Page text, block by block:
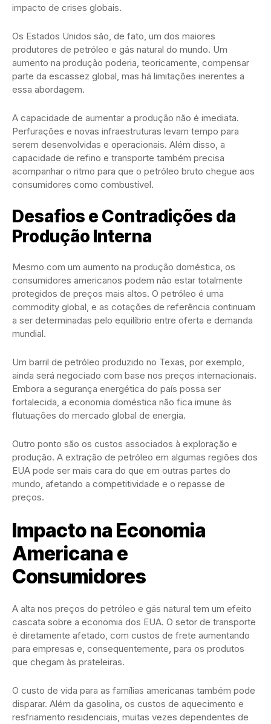
impacto de crises globais.
Os Estados Unidos são, de fato, um dos maiores
produtores de petróleo e gás natural do mundo. Um
aumento na produção poderia, teoricamente, compensar
parte da escassez global, mas há limitações inerentes a
essa abordagem.
A capacidade de aumentar a produção não é imediata.
Perfurações e novas infraestruturas levam tempo para
serem desenvolvidas e operacionais. Além disso, a
capacidade de refino e transporte também precisa
acompanhar o ritmo para que o petróleo bruto chegue aos
consumidores como combustível.
Desafios e Contradições da
Produção Interna
Mesmo com um aumento na produção doméstica, os
consumidores americanos podem não estar totalmente
protegidos de preços mais altos. O petróleo é uma
commodity global, e as cotações de referência continuam
a ser determinadas pelo equilíbrio entre oferta e demanda
mundial.
Um barril de petróleo produzido no Texas, por exemplo,
ainda será negociado com base nos preços internacionais.
Embora a segurança energética do país possa ser
fortalecida, a economia doméstica não fica imune às
flutuações do mercado global de energia.
Outro ponto são os custos associados à exploração e
produção. A extração de petróleo em algumas regiões dos
EUA pode ser mais cara do que em outras partes do
mundo, afetando a competitividade e o repasse de
preços.
Impacto na Economia
Americana e
Consumidores
A alta nos preços do petróleo e gás natural tem um efeito
cascata sobre a economia dos EUA. O setor de transporte
é diretamente afetado, com custos de frete aumentando
para empresas e, consequentemente, para os produtos
que chegam às prateleiras.
O custo de vida para as famílias americanas também pode
disparar. Além da gasolina, os custos de aquecimento e
resfriamento residenciais, muitas vezes dependentes de